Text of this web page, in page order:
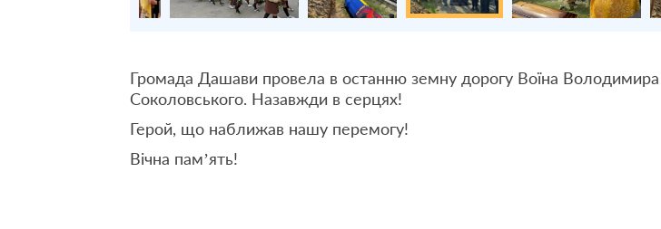
Громада Дашави провела в останню земну дорогу Воїна Володимира
Соколовського. Назавжди в серцях!
Герой, що наближав нашу перемогу!
Вічна пам’ять!